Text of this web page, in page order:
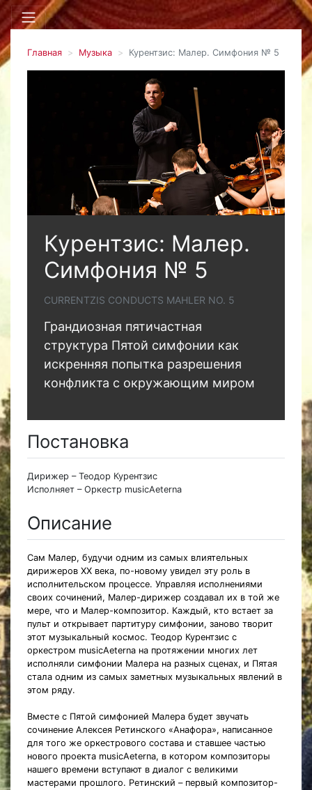
Главная Музыка Курентзис: Малер. Симфония № 5
Курентзис: Малер.
Симфония № 5
CURRENTZIS CONDUCTS MAHLER NO. 5
Грандиозная пятичастная
структура Пятой симфонии как
искренняя попытка разрешения
конфликта с окружающим миром
Постановка
Дирижер – Теодор Курентзис
Исполняет – Оркестр musicAeterna
Описание
Сам Малер, будучи одним из самых влиятельных
дирижеров XX века, по-новому увидел эту роль в
исполнительском процессе. Управляя исполнениями
своих сочинений, Малер-дирижер создавал их в той же
мере, что и Малер-композитор. Каждый, кто встает за
пульт и открывает партитуру симфонии, заново творит
этот музыкальный космос. Теодор Курентзис с
оркестром musicAeterna на протяжении многих лет
исполняли симфонии Малера на разных сценах, и Пятая
стала одним из самых заметных музыкальных явлений в
этом ряду.
Вместе с Пятой симфонией Малера будет звучать
сочинение Алексея Ретинского «Анафора», написанное
для того же оркестрового состава и ставшее частью
нового проекта musicAeterna, в котором композиторы
нашего времени вступают в диалог с великими
мастерами прошлого. Ретинский – первый композитор-